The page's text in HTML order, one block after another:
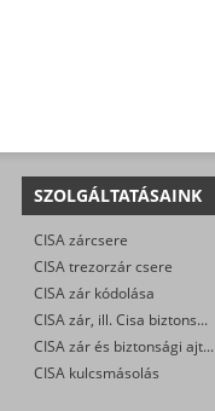
SZOLGÁLTATÁSAINK
CISA zárcsere
CISA trezorzár csere
CISA zár kódolása
CISA zár, ill. Cisa biztonsági ajtó nyitása
CISA zár és biztonsági ajtó javítása/karbantartása
CISA kulcsmásolás